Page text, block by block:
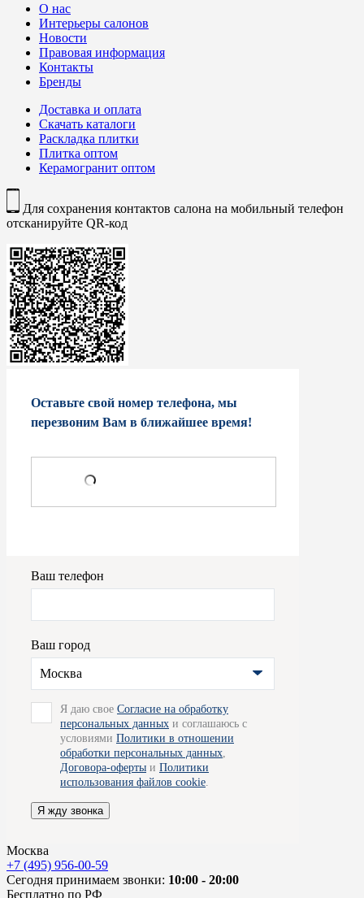
О нас
Интерьеры салонов
Новости
Правовая информация
Контакты
Бренды
Доставка и оплата
Скачать каталоги
Раскладка плитки
Плитка оптом
Керамогранит оптом
Для сохранения контактов салона на мобильный телефон
отсканируйте QR-код
Оставьте свой номер телефона, мы
перезвоним Вам в ближайшее время!
Ваш телефон
Ваш город
Москва
Я даю свое Согласие на обработку
персональных данных и соглашаюсь с
условиями Политики в отношении
обработки персональных данных
Договора-оферты и Политики
использования файлов cookie
Я жду звонка
Москва
+7 (495) 956-00-59
Сегодня принимаем звонки: 10:00 - 20:00
Бесплатно по РФ